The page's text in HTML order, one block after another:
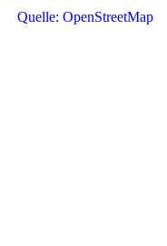
Quelle: OpenStreetMap